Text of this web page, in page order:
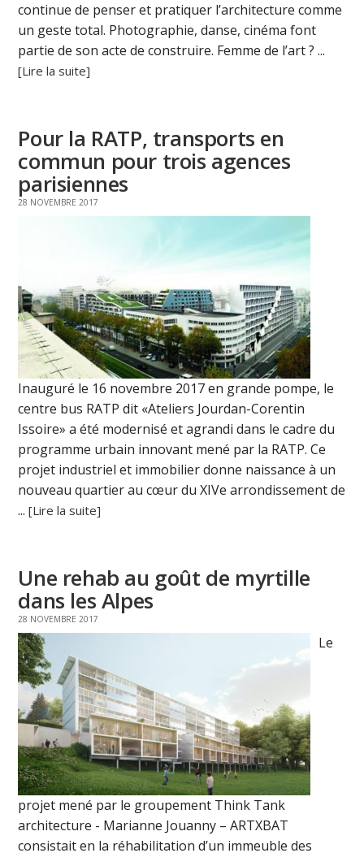
continue de penser et pratiquer l’architecture comme
un geste total. Photographie, danse, cinéma font
partie de son acte de construire. Femme de l’art ? ...
[Lire la suite]
Pour la RATP, transports en
commun pour trois agences
parisiennes
28 NOVEMBRE 2017
Inauguré le 16 novembre 2017 en grande pompe, le
centre bus RATP dit «Ateliers Jourdan-Corentin
Issoire» a été modernisé et agrandi dans le cadre du
programme urbain innovant mené par la RATP. Ce
projet industriel et immobilier donne naissance à un
nouveau quartier au cœur du XIVe arrondissement de
...[Lire la suite]
Une rehab au goût de myrtille
dans les Alpes
28 NOVEMBRE 2017
Le
projet mené par le groupement Think Tank
architecture - Marianne Jouanny – ARTXBAT
consistait en la réhabilitation d’un immeuble des